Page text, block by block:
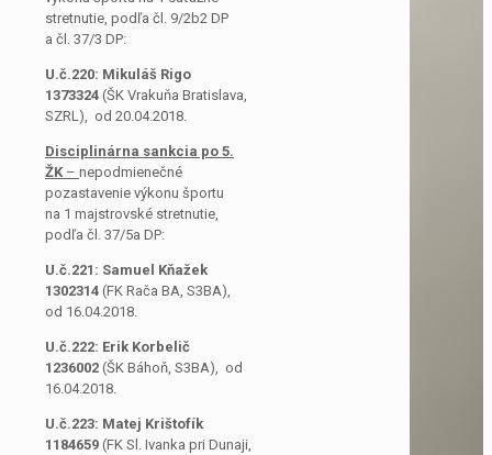
stretnutie, podľa čl. 9/2b2 DP
a čl. 37/3 DP:
U.č.220: Mikuláš Rigo
1373324 (ŠK Vrakuňa Bratislava,
SZRL), od 20.04.2018.
Disciplinárna sankcia po 5.
ŽK – nepodmienečné
pozastavenie výkonu športu
na 1 majstrovské stretnutie,
podľa čl. 37/5a DP:
U.č.221: Samuel Kňažek
1302314 (FK Rača BA, S3BA),
od 16.04.2018.
U.č.222: Erik Korbelič
1236002 (ŠK Báhoň, S3BA), od
16.04.2018.
U.č.223: Matej Krištofík
1184659 (FK Sl. Ivanka pri Dunaji,